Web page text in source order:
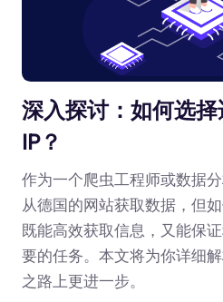
深入探讨：如何选
IP？
作为一个爬虫工程师或数据
从德国的网站获取数据，但
既能高效获取信息，又能保
要的任务。本文将为你详细
之路上更进一步。